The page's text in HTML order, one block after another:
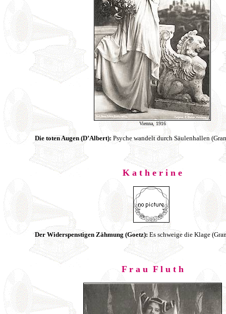
Vienna, 1916
Die toten Augen (D’Albert): Psyche wandelt durch Säulenhallen
K a t h e r i n e
Der Widerspenstigen Zähmung (Goetz):Es schweige die Klage
F r a u F l u t h